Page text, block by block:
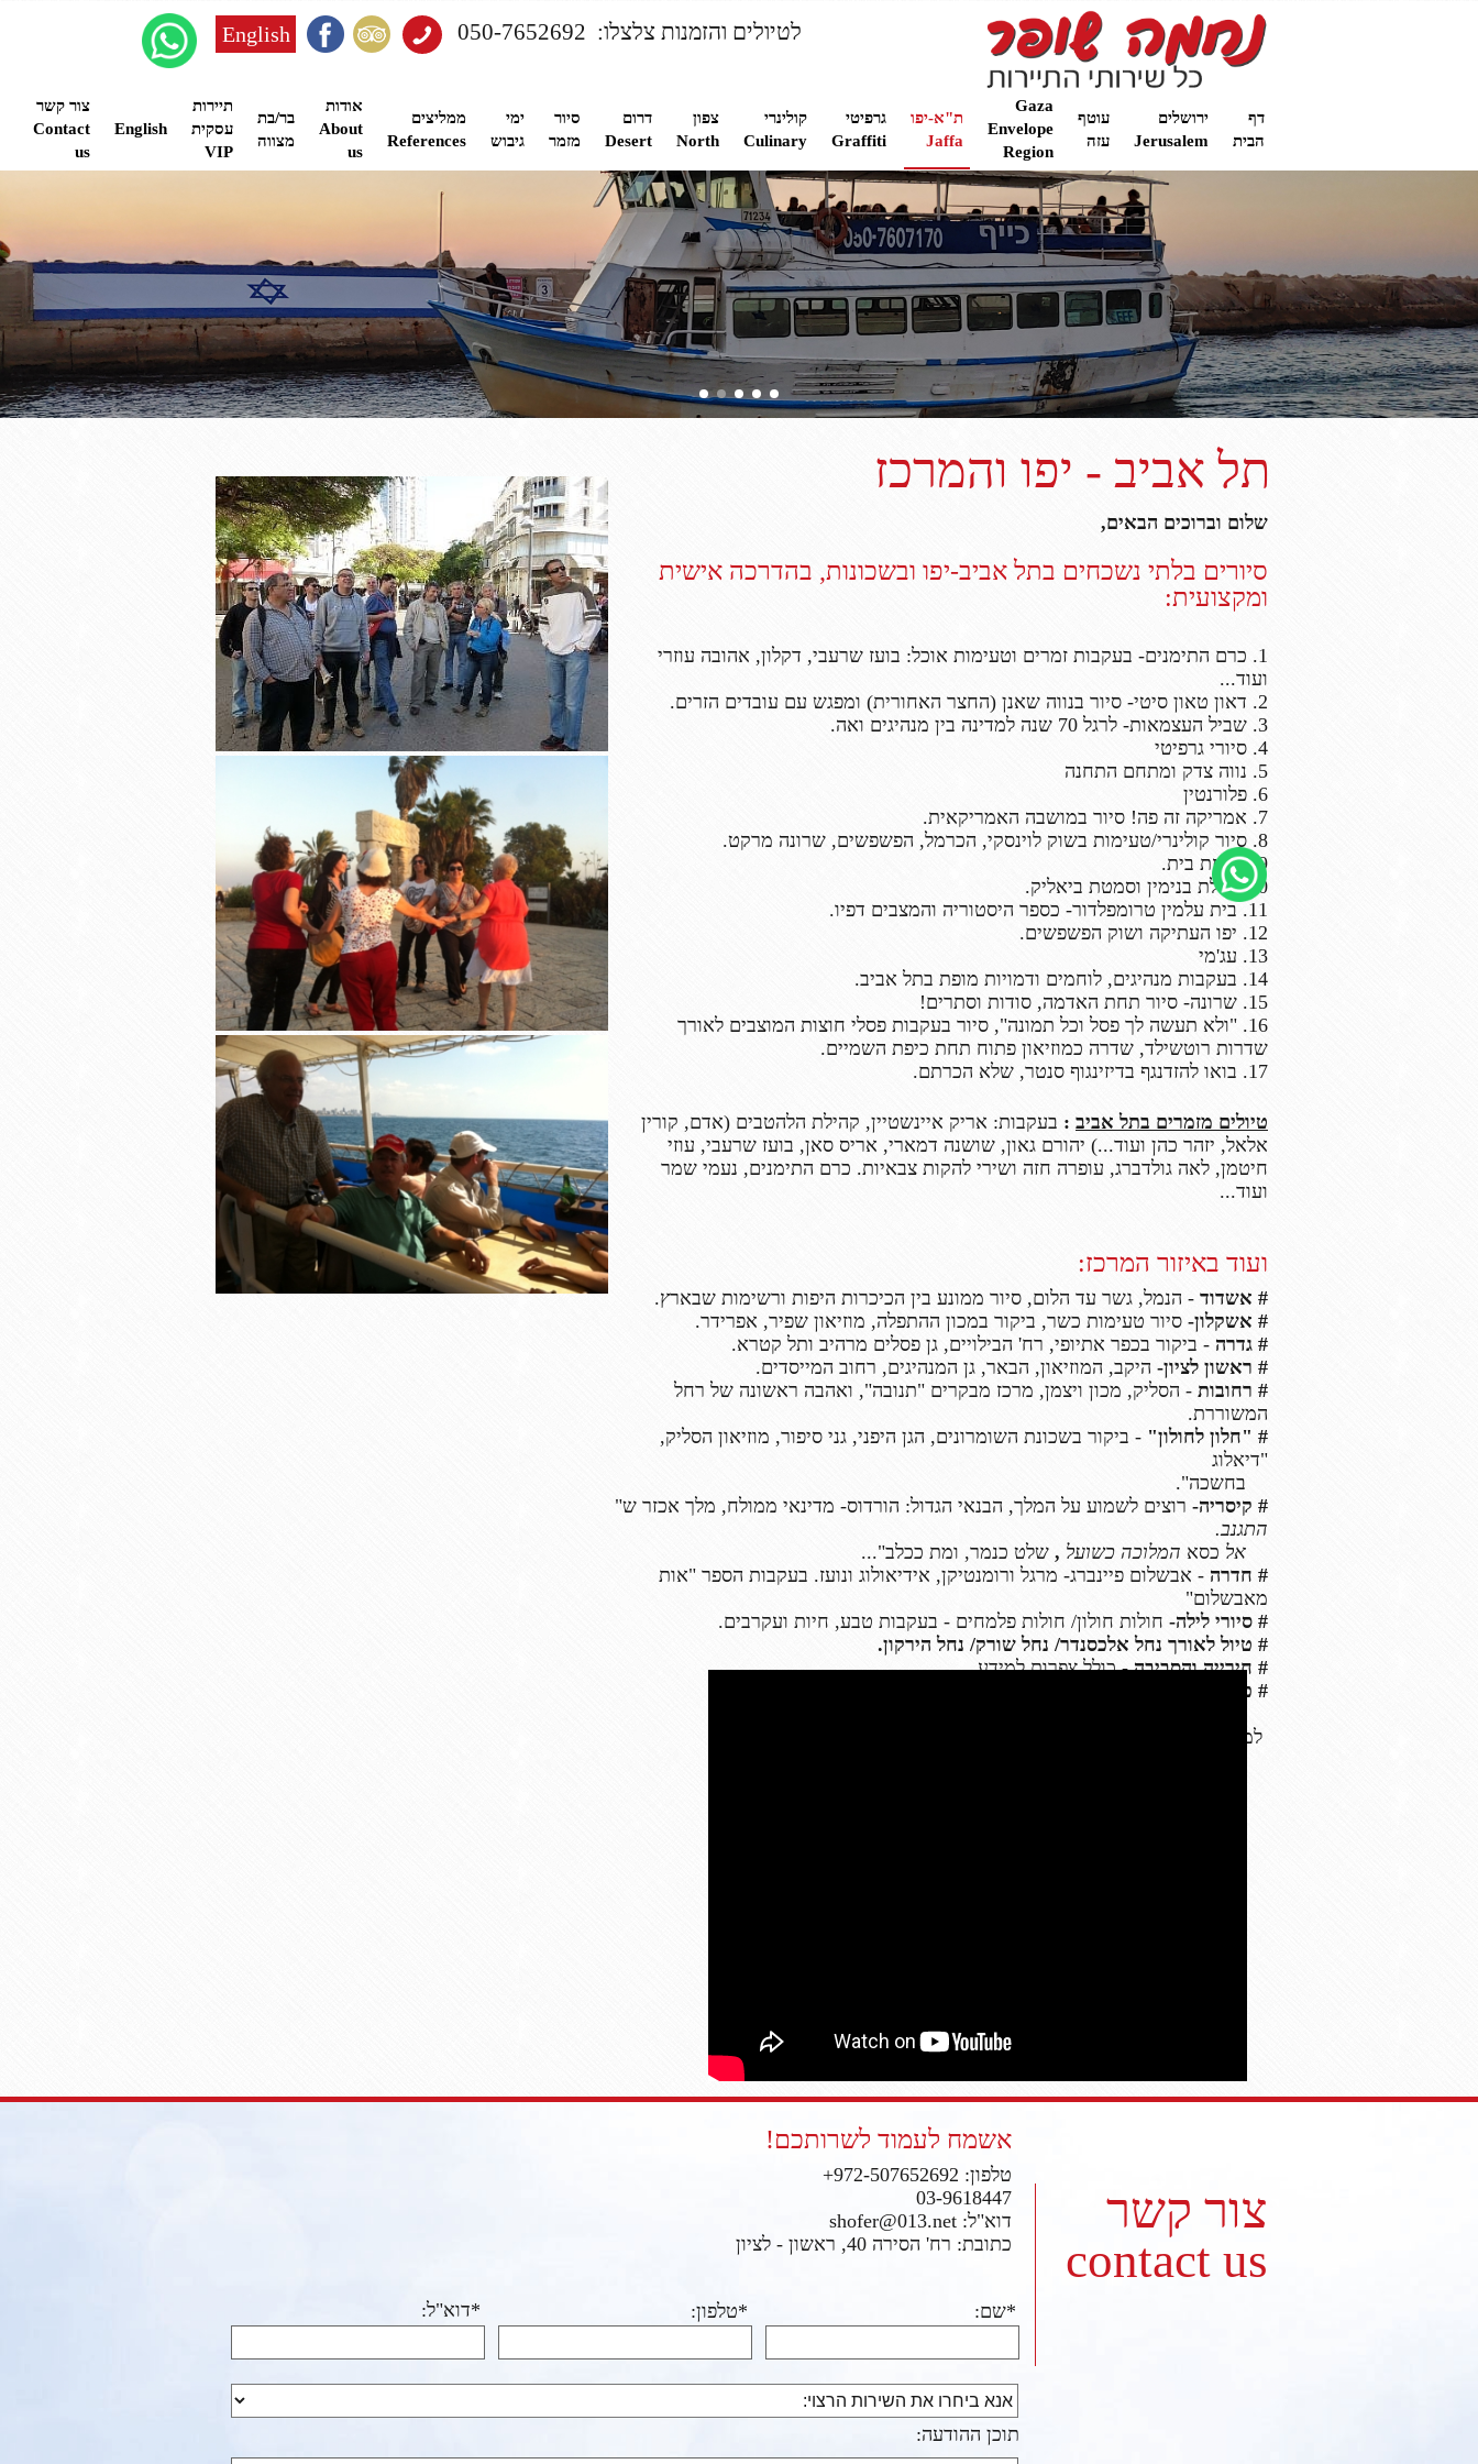
תל אביב - יפו והמרכז
שלום וברוכים הבאים,
סיורים בלתי נשכחים בתל אביב-יפו ובשכונות, בהדרכה אישית
ומקצועית:
1. כרם התימנים- בעקבות זמרים וטעימות אוכל: בועז שרעבי, דקלון, אהובה עוזרי
ועוד...
2. דאון טאון סיטי- סיור בנווה שאנן (החצר האחורית) ומפגש עם עובדים הזרים.
3. שביל העצמאות- לרגל 70 שנה למדינה בין מנהיגים ואה.
4. סיורי גרפיטי
5. נווה צדק ומתחם התחנה
6. פלורנטין
7. אמריקה זה פה!
סיור במושבה האמריקאית.
8. סיור קולינרי/טעימות בשוק לוינסקי, הכרמל, הפשפשים, שרונה מרקט.
9. אחוזת בית.
10. נחלת בנימין וסמטת ביאליק.
11. בית עלמין טרומפלדור- כספר היסטוריה והמצבים דפיו.
12. יפו העתיקה ושוק הפשפשים.
13. עג'מי
14. בעקבות מנהיגים, לוחמים ודמויות מופת בתל אביב.
15. שרונה- סיור תחת האדמה, סודות וסתרים!
16. "ולא תעשה לך פסל וכל תמונה", סיור בעקבות פסלי חוצות המוצבים לאורך
שדרות רוטשילד, שדרה כמוזיאון פתוח תחת כיפת השמיים.
17. בואו להזדנגף בדיזינגוף סנטר, שלא הכרתם.
טיולים מזמרים בתל אביב : בעקבות: אריק איינשטיין, קהילת הלהטבים (אדם, קורין
אלאל, יזהר כהן ועוד...) יהורם גאון, שושנה דמארי, אריס סאן, בועז שרעבי, עוזי
חיטמן, לאה גולדברג, עופרה חזה ושירי להקות צבאיות. כרם התימנים, נעמי שמר
ועוד...
ועוד באיזור המרכז:
# אשדוד - הנמל, גשר עד הלום, סיור ממונע בין הכיכרות היפות ורשימות שבארץ.
# אשקלון- סיור טעימות כשר, ביקור במכון ההתפלה, מוזיאון שפיר, אפרידר.
# גדרה - ביקור בכפר אתיופי, רח' הבילויים, גן פסלים מרהיב ותל קטרא.
# ראשון לציון- היקב, המוזיאון, הבאר, גן המנהיגים, רחוב המייסדים.
# רחובות - הסליק, מכון ויצמן, מרכז מבקרים "תנובה", ואהבה ראשונה של רחל
המשוררת.
# "חלון לחולון" - ביקור בשכונת השומרונים, הגן היפני, גני סיפור, מוזיאון הסליק,
"דיאלוג
בחשכה".
# קיסריה- רוצים לשמוע על המלך, הבנאי הגדול: הורדוס- מדינאי ממולח, מלך אכזר ש"
התגנב.
אל כסא המלוכה כשועל , שלט כנמר, ומת ככלב"...
# חדרה - אבשלום פיינברג- מרגל ורומנטיקן, אידיאולוג ונועז. בעקבות הספר "אות
מאבשלום"
# סיורי לילה- חולות חולון/ חולות פלמחים - בעקבות טבע, חיות ועקרבים.
# טיול לאורך נחל אלכסנדר/ נחל שורק/ נחל הירקון.
# חירייה והסביבה- כולל צפרות למידע.
# פארק השרון-
למגוון יעדים נוספים באזור המרכז- צרו עימנו קשר.
*דוא"ל: ​ *טלפון:
תוכן ההודעה:
*שם:
אשמח לעמוד לשרותכם!
טלפון: 972-507652692+
03-9618447
דוא"ל: shofer@013.net
כתובת: רח' הסירה 40, ראשון - לציון
צור קשר
contact us
לטיולים והזמנות צלצלו: 050-7652692 English
דף
הבית
ירושלים
Jerusalem
עוטף
עזה
Gaza
Envelope
Region
ת"א-יפו
Jaffa
גרפיטי
Graffiti
קולינרי
Culinary
צפון
North
דרום
Desert
סיור
מזמר
ימי
גיבוש
ממליצים
References
אודות
About
us
בר/בת
מצווה
תיירות
עסקית
VIP
English
צור קשר
Contact
us